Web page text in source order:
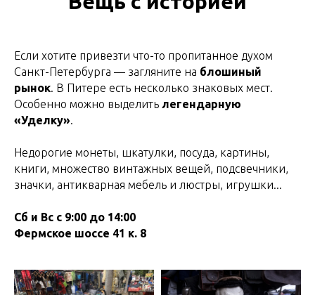
Если хотите привезти что-то пропитанное духом
Санкт-Петербурга — загляните на блошиный
рынок. В Питере есть несколько знаковых мест.
Особенно можно выделить легендарную
«Уделку».
Недорогие монеты, шкатулки, посуда, картины,
книги, множество винтажных вещей, подсвечники,
значки, антикварная мебель и люстры, игрушки...
Сб и Вс с 9:00 до 14:00
Фермское шоссе 41 к. 8